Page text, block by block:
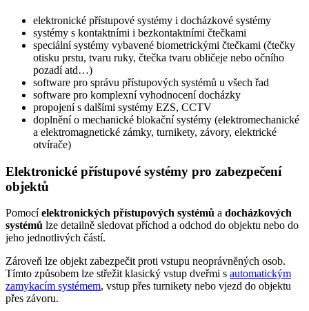
elektronické přístupové systémy i docházkové systémy
systémy s kontaktními i bezkontaktními čtečkami
speciální systémy vybavené biometrickými čtečkami (čtečky
otisku prstu, tvaru ruky, čtečka tvaru obličeje nebo očního
pozadí atd…)
software pro správu přístupových systémů u všech řad
software pro komplexní vyhodnocení docházky
propojení s dalšími systémy EZS, CCTV
doplnění o mechanické blokační systémy (elektromechanické
a elektromagnetické zámky, turnikety, závory, elektrické
otvírače)
Elektronické přístupové systémy pro zabezpečení
objektů
Pomocíelektronických přístupových systémů a docházkových
systémů lze detailně sledovat příchod a odchod do objektu nebo do
jeho jednotlivých částí.
Zároveň lze objekt zabezpečit proti vstupu neoprávněných osob.
Tímto způsobem lze střežit klasický vstup dveřmi s automatickým
zamykacím systémem, vstup přes turnikety nebo vjezd do objektu
přes závoru.